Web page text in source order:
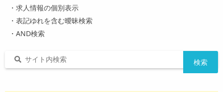
・求人情報の個別表示
・表記ゆれを含む曖昧検索
・AND検索